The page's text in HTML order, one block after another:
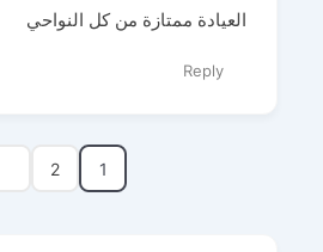
العيادة ممتازة من كل النواحي
Reply
1
2